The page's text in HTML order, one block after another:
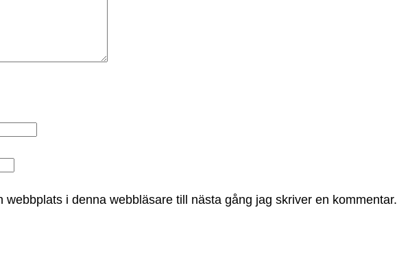
i denna webbläsare till nästa gång jag skriver en kommentar.